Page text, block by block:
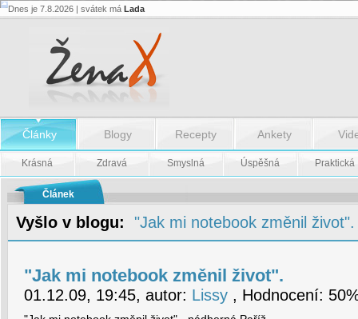
"Jak
notebook
změnil
život".
Dnes je 7.8.2026 | svátek má Lada
Články Blogy Recepty Ankety
Krásná Zdravá Smyslná Úspěšná Praktická
Článek
Vyšlo v blogu: "Jak mi notebook změnil život".
"Jak mi notebook změnil život".
01.12.09, 19:45, autor: Lissy , Hodnocení: